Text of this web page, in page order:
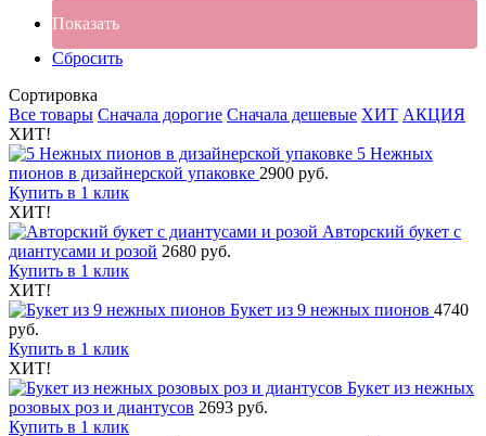
Показать
Сбросить
Сортировка
Все товары Сначала дорогие Сначала дешевые ХИТ АКЦИЯ
ХИТ!
5 Нежных
пионов в дизайнерской упаковке 2900 руб.
Купить в 1 клик
ХИТ!
Авторский букет с
диантусами и розой 2680 руб.
Купить в 1 клик
ХИТ!
Букет из 9 нежных пионов 4740
руб.
Купить в 1 клик
ХИТ!
Букет из нежных
розовых роз и диантусов 2693 руб.
Купить в 1 клик